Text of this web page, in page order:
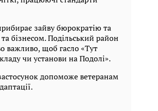
зайву бюрократію та
бізнесом. Подільський район
важливо, щоб гасло «Тут
чи установи на Подолі».
допоможе ветеранам